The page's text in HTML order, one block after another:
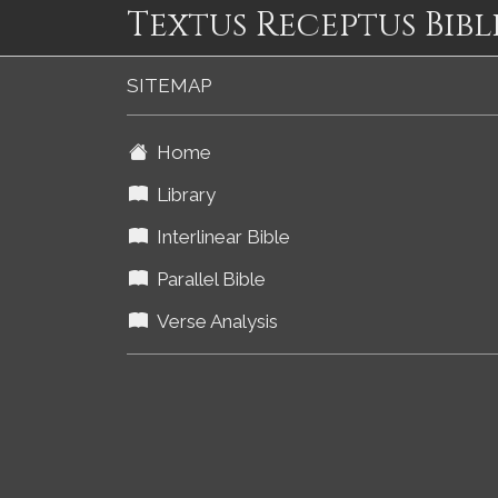
Textus Receptus
SITEMAP
Home
Library
Interlinear Bible
Parallel Bible
Verse Analysis